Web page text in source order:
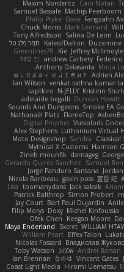
Maxim Nordentz
Caio Notari
Samuel Bassale Mathijs Peerboom
Philip Pryke Dave Fangzahn
Chuck Morris Mark Leonard Will
Tony Alfredsson Salina De Leon
תמר פלג טל
Kaleo/Dalton Duzemine
Greenlines78
Kie Jeffrey McIlmoyle
혜영 전 andrew Carbery
Anthony Delasanta Minja
ꌃ꒒ꀎꋪꋪꌩ ꀘꈤꀤꁅꃅ꓄
Adrien
Ian Wilson venkat rathna kumar
captkiro N-JELLY Kristinn
adelaide begalli Duncan Hewitt
Sounds And Dungeons Smoke EA
Nathanaël Platz FlameTop
Digital Prophet Vsevolods
Alex Stephens Luthonium Virtual
Moto Designshop Sandra
Mythical X Customs Harrison
Zineb mounfik damageg George
Gerardo Quiros Sanchez
Samuel
Jorge Panduro Santana Jordan
Nicola Baribeau gavin poss 宣臣 紀
Lisa toomanydans Jack saksik
Patrick Balthrop Simon Probert
Jay Court Bart Paul Dujardin
Filip Morys Doxy Michel Kinfoussia
Ofek Chen
Keegan Moore
Maya Enderland
Sxcret WILLIAM HTAY
William Peart Effex Talon
Nicolas Fossard Владислав
Toby Watson אלמוג Andrei Barsan
Ian Brennan なのは Vincent Gates
Coast Light Media Hiromi Uematsu